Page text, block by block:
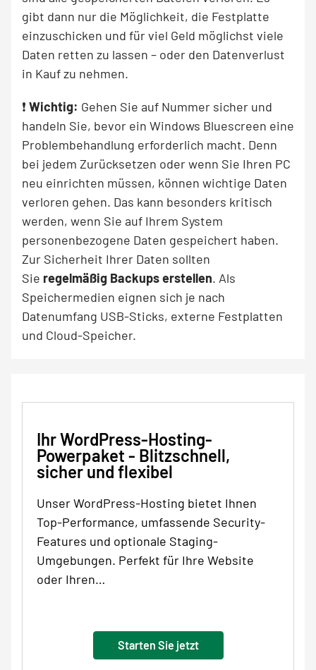
gibt dann nur die Möglichkeit, die Festplatte
einzuschicken und für viel Geld möglichst viele
Daten retten zu lassen – oder den Datenverlust
in Kauf zu nehmen.
❗ Wichtig: Gehen Sie auf Nummer sicher und
handeln Sie, bevor ein Windows Bluescreen eine
Problembehandlung erforderlich macht. Denn
bei jedem Zurücksetzen oder wenn Sie Ihren PC
neu einrichten müssen, können wichtige Daten
verloren gehen. Das kann besonders kritisch
werden, wenn Sie auf Ihrem System
personenbezogene Daten gespeichert haben.
Zur Sicherheit Ihrer Daten sollten
Sie regelmäßig Backups erstellen. Als
Speichermedien eignen sich je nach
Datenumfang USB-Sticks, externe Festplatten
und Cloud-Speicher.
Ihr WordPress-Hosting-
Powerpaket - Blitzschnell,
sicher und flexibel
Unser WordPress-Hosting bietet Ihnen
Top-Performance, umfassende Security-
Features und optionale Staging-
Umgebungen. Perfekt für Ihre Website
oder Ihren…
Starten Sie jetzt